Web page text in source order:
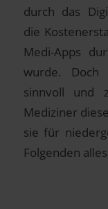
durch das
die
Medi-Apps
wurde. Doch
sinnvoll und
Mediziner
sie für
Folgenden